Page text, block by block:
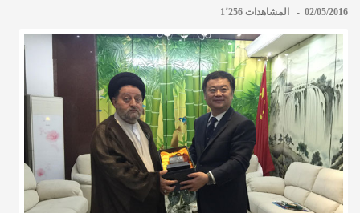
02/05/2016 - المشاهدات 1٬256